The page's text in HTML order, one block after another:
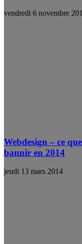
vendredi 6 novembre
Webdesign – ce
bannir en 2014
jeudi 13 mars 2014